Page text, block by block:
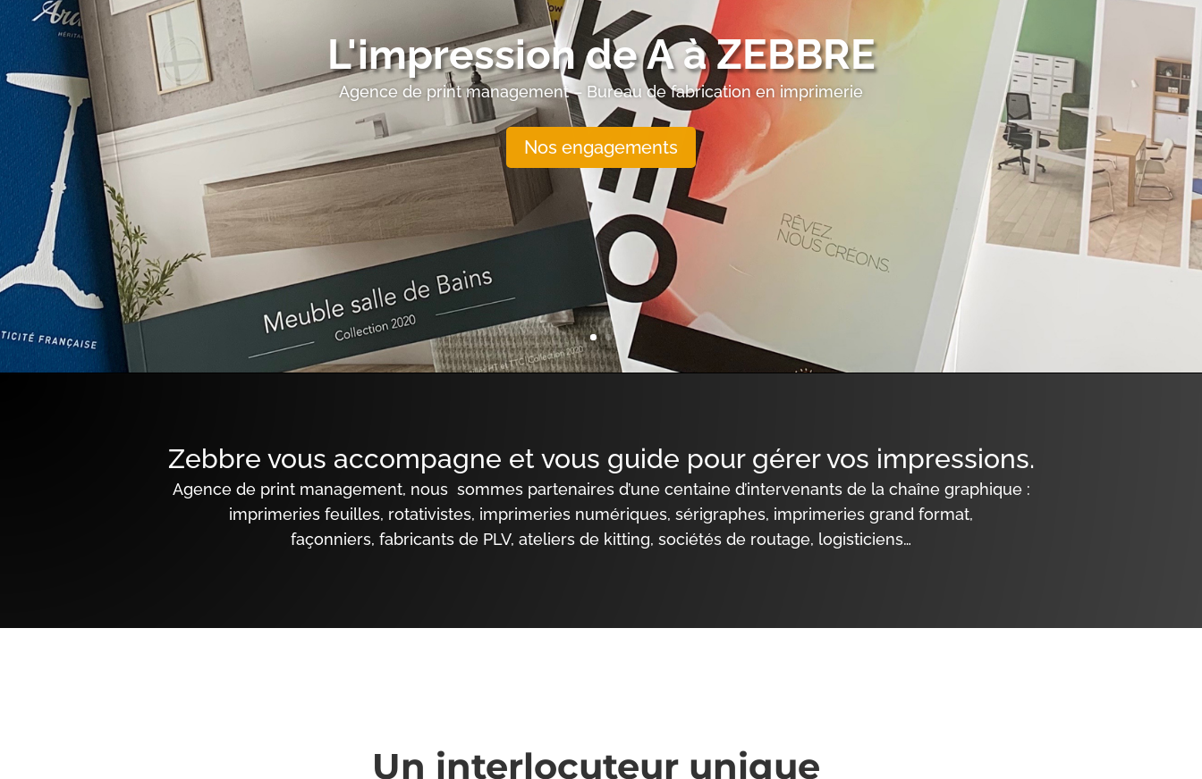
L'impression de A à ZEBBRE
Agence de print management – Bureau de fabrication en imprimerie
Nos engagements
Zebbre vous accompagne et vous guide pour gérer vos impressions.
Agence de print management, nous sommes partenaires d’une centaine d’intervenants de la chaîne graphique :
imprimeries feuilles, rotativistes, imprimeries numériques, sérigraphes, imprimeries grand format,
façonniers, fabricants de PLV, ateliers de kitting, sociétés de routage, logisticiens…
Un interlocuteur unique